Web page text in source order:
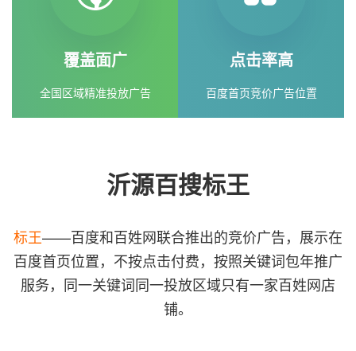
覆盖面广
全国区域精准投放广告
点击率高
百度首页竞价广告位置
沂源百搜标王
标王——百度和百姓网联合推出的竞价广告，展示在
百度首页位置，不按点击付费，按照关键词包年推广
服务，同一关键词同一投放区域只有一家百姓网店
铺。